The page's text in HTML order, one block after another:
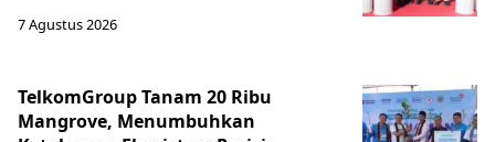
7 Agustus 2026
TelkomGroup Tanam 20 Ribu
Mangrove, Menumbuhkan